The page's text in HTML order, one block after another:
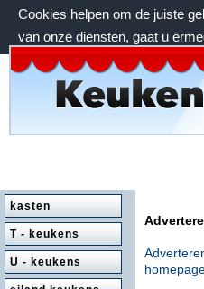
Cookies helpen om de juiste
van onze diensten, gaat u
zaterdag 8 augustus 2026, 13:13
kasten
T - keukens
U - keukens